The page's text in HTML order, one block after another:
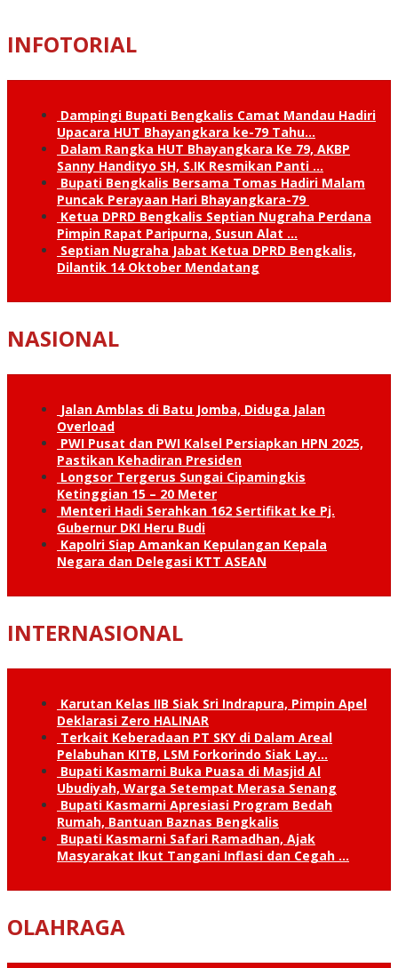
INFOTORIAL
Dampingi Bupati Bengkalis Camat Mandau Hadiri
Upacara HUT Bhayangkara ke-79 Tahu…
Dalam Rangka HUT Bhayangkara Ke 79, AKBP
Sanny Handityo SH, S.IK Resmikan Panti …
Bupati Bengkalis Bersama Tomas Hadiri Malam
Puncak Perayaan Hari Bhayangkara-79
Ketua DPRD Bengkalis Septian Nugraha Perdana
Pimpin Rapat Paripurna, Susun Alat …
Septian Nugraha Jabat Ketua DPRD Bengkalis,
Dilantik 14 Oktober Mendatang
NASIONAL
Jalan Amblas di Batu Jomba, Diduga Jalan
Overload
PWI Pusat dan PWI Kalsel Persiapkan HPN 2025,
Pastikan Kehadiran Presiden
Longsor Tergerus Sungai Cipamingkis
Ketinggian 15 – 20 Meter
Menteri Hadi Serahkan 162 Sertifikat ke Pj.
Gubernur DKI Heru Budi
Kapolri Siap Amankan Kepulangan Kepala
Negara dan Delegasi KTT ASEAN
INTERNASIONAL
Karutan Kelas IIB Siak Sri Indrapura, Pimpin Apel
Deklarasi Zero HALINAR
Terkait Keberadaan PT SKY di Dalam Areal
Pelabuhan KITB, LSM Forkorindo Siak Lay…
Bupati Kasmarni Buka Puasa di Masjid Al
Ubudiyah, Warga Setempat Merasa Senang
Bupati Kasmarni Apresiasi Program Bedah
Rumah, Bantuan Baznas Bengkalis
Bupati Kasmarni Safari Ramadhan, Ajak
Masyarakat Ikut Tangani Inflasi dan Cegah …
OLAHRAGA